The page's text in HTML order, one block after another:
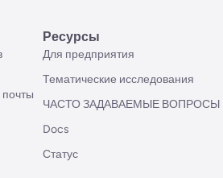
почты
Ресурсы
Для предприятия
Тематические исследования
ЧАСТО ЗАДАВАЕМЫЕ ВОПРОСЫ
Docs
Статус